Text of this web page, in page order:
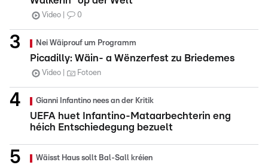
Video 0
Nei Wäiprouf um Programm
Picadilly: Wäin- a Wënzerfest zu Briedemes
Video Fotoen
Gianni Infantino nees an der Kritik
UEFA huet Infantino-Mataarbechterin eng
héich Entschiedegung bezuelt
Wäisst Haus sollt Bal-Sall kréien